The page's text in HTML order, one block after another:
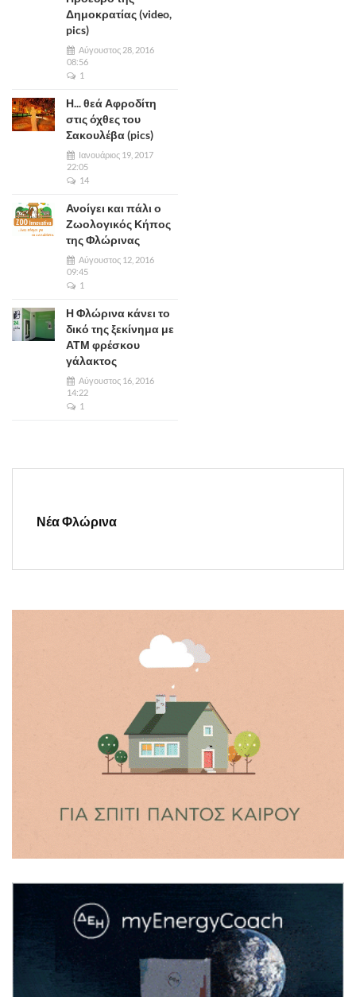
Δημοκρατίας (video,
pics)
Αύγουστος 28, 2016
08:56
1
Η... θεά Αφροδίτη
στις όχθες του
Σακουλέβα (pics)
Ιανουάριος 19, 2017
22:05
14
Ανοίγει και πάλι ο
Ζωολογικός Κήπος
της Φλώρινας
Αύγουστος 12, 2016
09:45
1
Η Φλώρινα κάνει το
δικό της ξεκίνημα με
ΑΤΜ φρέσκου
γάλακτος
Αύγουστος 16, 2016
14:22
1
Νέα Φλώρινα